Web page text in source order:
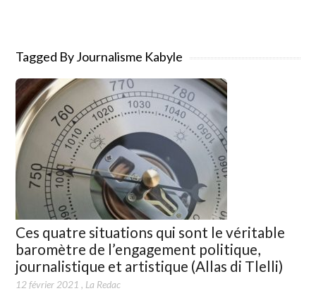
Tagged By Journalisme Kabyle
Ces quatre situations qui sont le véritable
baromètre de l’engagement politique,
journalistique et artistique (Allas di Tlelli)
12 février 2021 , La Redac